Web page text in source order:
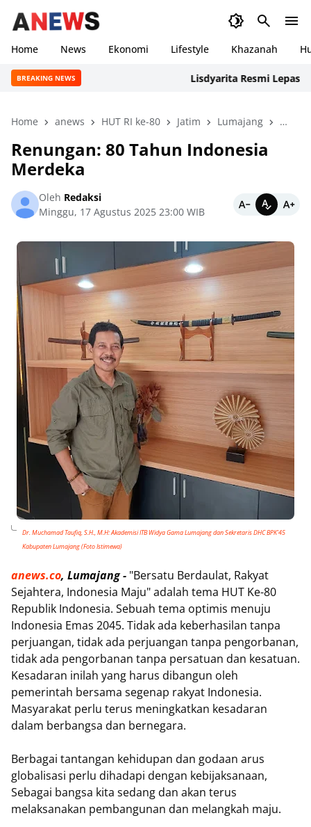
Home News Ekonomi Lifestyle Khazanah
BREAKING NEWS Lisdyarita Resmi Lepas
Home anews HUT RI ke-80 Jatim Lumajang
Renungan: 80 Tahun Indonesia
Merdeka
Oleh Redaksi
Minggu, 17 Agustus 2025 23:00 WIB
Dr. Muchamad Taufiq, S.H., M.H: Akademisi ITB Widya Gama Lumajang dan Sekretaris DHC BPK’45
Kabupaten Lumajang (Foto Istimewa)
anews.co, Lumajang - "Bersatu Berdaulat, Rakyat
Sejahtera, Indonesia Maju" adalah tema HUT Ke-80
Republik Indonesia. Sebuah tema optimis menuju
Indonesia Emas 2045. Tidak ada keberhasilan tanpa
perjuangan, tidak ada perjuangan tanpa pengorbanan,
tidak ada pengorbanan tanpa persatuan dan kesatuan.
Kesadaran inilah yang harus dibangun oleh
pemerintah bersama segenap rakyat Indonesia.
Masyarakat perlu terus meningkatkan kesadaran
dalam berbangsa dan bernegara.
Berbagai tantangan kehidupan dan godaan arus
globalisasi perlu dihadapi dengan kebijaksanaan,
Sebagai bangsa kita sedang dan akan terus
melaksanakan pembangunan dan melangkah maju.